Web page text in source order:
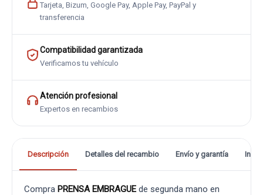
Tarjeta, Bizum, Google Pay, Apple Pay, PayPal y
transferencia
Compatibilidad garantizada
Verificamos tu vehículo
Atención profesional
Expertos en recambios
Descripción Detalles del recambio Envío y garantía
Compra PRENSA EMBRAGUE de segunda mano en